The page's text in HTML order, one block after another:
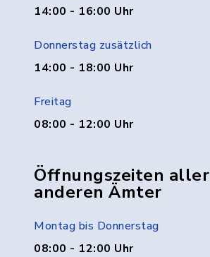
14:00 - 16:00 Uhr
Donnerstag zusätzlich
14:00 - 18:00 Uhr
Freitag
08:00 - 12:00 Uhr
Öffnungszeiten aller
anderen Ämter
Montag bis Donnerstag
08:00 - 12:00 Uhr